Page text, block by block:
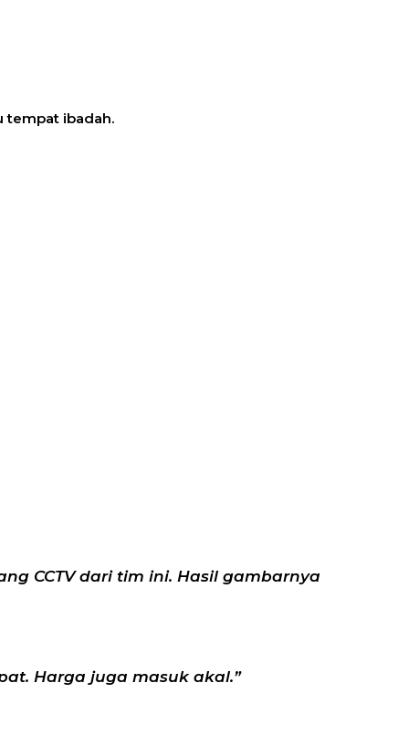
tempat ibadah.
CCTV dari tim ini. Hasil gambarnya
Harga juga masuk akal.”